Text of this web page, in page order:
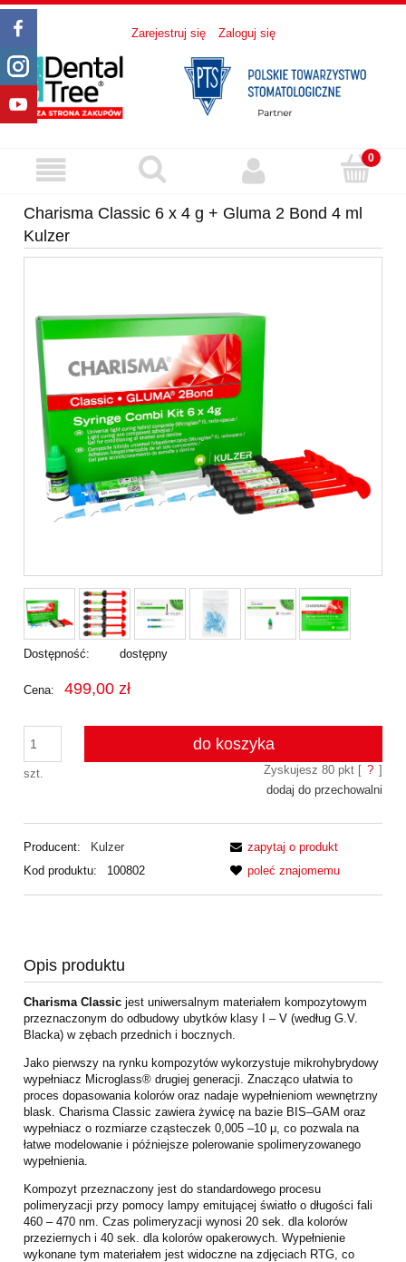
Zarejestruj się Zaloguj się
Charisma Classic 6 x 4 g + Gluma 2 Bond 4 ml
Kulzer
Dostępność: dostępny
Cena: 499,00 zł
szt.
do koszyka
Zyskujesz 80pkt [ ? ]
dodaj do przechowalni
Producent:
Kulzer
Kod produktu:
100802
zapytaj o produkt
poleć znajomemu
Opis produktu
Charisma Classic jest uniwersalnym materiałem kompozytowym
przeznaczonym do odbudowy ubytków klasy I – V (według G.V.
Blacka) w zębach przednich i bocznych.
Jako pierwszy na rynku kompozytów wykorzystuje mikrohybrydowy
wypełniacz Microglass® drugiej generacji. Znacząco ułatwia to
proces dopasowania kolorów oraz nadaje wypełnieniom wewnętrzny
blask. Charisma Classic zawiera żywicę na bazie BIS–GAM oraz
wypełniacz o rozmiarze cząsteczek 0,005 –10 μ, co pozwala na
łatwe modelowanie i późniejsze polerowanie spolimeryzowanego
wypełnienia.
Kompozyt przeznaczony jest do standardowego procesu
polimeryzacji przy pomocy lampy emitującej światło o długości fali
460 – 470 nm. Czas polimeryzacji wynosi 20 sek. dla kolorów
przeziernych i 40 sek. dla kolorów opakerowych. Wypełnienie
wykonane tym materiałem jest widoczne na zdjęciach RTG, co